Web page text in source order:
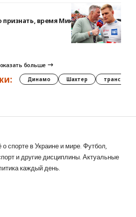
время Мика истекает
больше
Динамо Шахтер трансферы
о спорте в Украине и мире. Футбол,
и другие дисциплины. Актуальные
каждый день.